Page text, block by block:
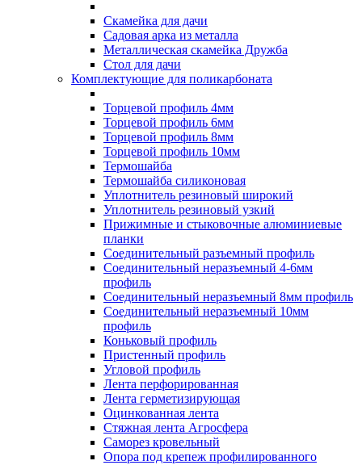
Скамейка для дачи
Садовая арка из металла
Металлическая скамейка Дружба
Стол для дачи
Комплектующие для поликарбоната
Торцевой профиль 4мм
Торцевой профиль 6мм
Торцевой профиль 8мм
Торцевой профиль 10мм
Термошайба
Термошайба силиконовая
Уплотнитель резиновый широкий
Уплотнитель резиновый узкий
Прижимные и стыковочные алюминиевые
планки
Соединительный разъемный профиль
Соединительный неразъемный 4-6мм
профиль
Соединительный неразъемный 8мм профиль
Соединительный неразъемный 10мм
профиль
Коньковый профиль
Пристенный профиль
Угловой профиль
Лента перфорированная
Лента герметизирующая
Оцинкованная лента
Стяжная лента Агросфера
Саморез кровельный
Опора под крепеж профилированного